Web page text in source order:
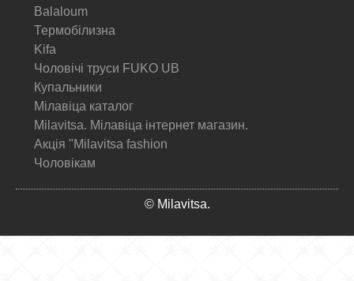
Balaloum
Термобілизна
Kifa
Чоловічі труси FUKO UB
Купальники
Мілавіца каталог
Milavitsa. Мілавіца інтернет магазин.
Акція "Milavitsa fashion
Чоловікам
© Milavitsa.